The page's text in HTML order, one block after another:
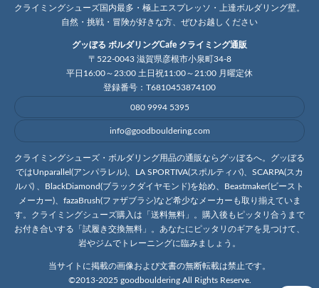
クライミングシューズ国内最多・極上エスプレッソ・上達ボルダリング壁。
自然・挑戦・冒険が好きな方、ぜひお越しください
グッぼる ボルダリングCafe クライミング通販
〒522-0043 滋賀県彦根市小泉町34-8
平日16:00～23:00 土日祝11:00～21:00 月曜定休
登録番号：T6810453874100
080 9994 5395
info@goodbouldering.com
クライミングシューズ・ボルダリング用品の通販ならグッぼるへ。グッぼる
ではUnparallel(アンパラレル)、LA SPORTIVA(スポルティバ)、SCARPA(スカ
ルパ) 、BlackDiamond(ブラックダイヤモンド)を始め、Beastmaker(ビースト
メーカー)、fazaBrush(ファザブラシ)など希少なメーカーも取り揃えていま
す。クライミングシューズ購入は「送料無料」。購入後もピッタリ合うまで
お付き合いする「試履き交換無料」。あなたにピッタリのギアを見つけて、
岩やジムでトレーニングに臨みましょう。
当サイトに掲載の画像および文書の無断転載は禁止です。
©2013-2025 goodbouldering All Rights Reserve.